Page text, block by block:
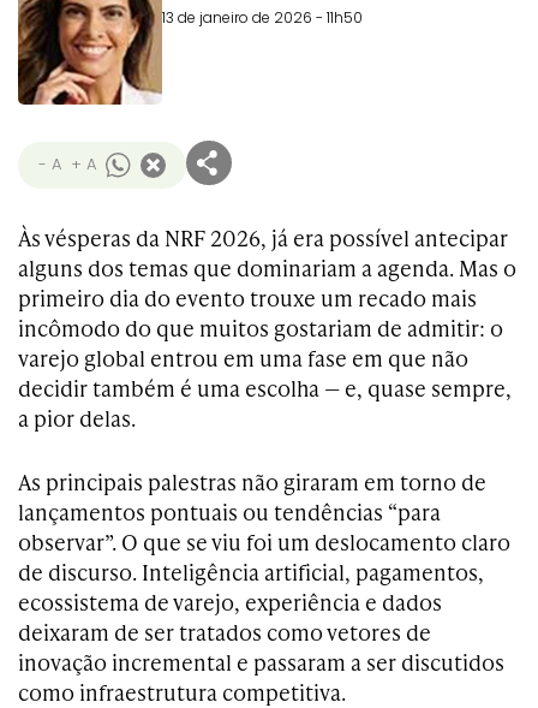
13 de janeiro de 2026 - 11h50
- A + A
Às vésperas da NRF 2026, já era possível antecipar
alguns dos temas que dominariam a agenda. Mas o
primeiro dia do evento trouxe um recado mais
incômodo do que muitos gostariam de admitir: o
varejo global entrou em uma fase em que não
decidir também é uma escolha — e, quase sempre,
a pior delas.
As principais palestras não giraram em torno de
lançamentos pontuais ou tendências “para
observar”. O que se viu foi um deslocamento claro
de discurso. Inteligência artificial, pagamentos,
ecossistema de varejo, experiência e dados
deixaram de ser tratados como vetores de
inovação incremental e passaram a ser discutidos
como infraestrutura competitiva.